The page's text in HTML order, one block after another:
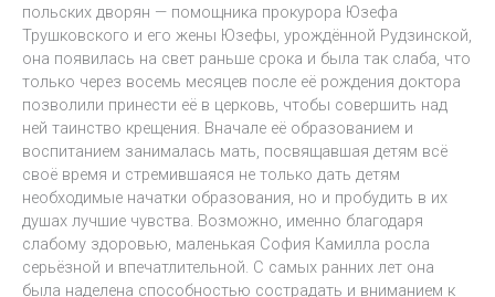
польских дворян — помощника прокурора Юзефа
Трушковского и его жены Юзефы, урождённой Рудзинской,
она появилась на свет раньше срока и была так слаба, что
только через восемь месяцев после её рождения доктора
позволили принести её в церковь, чтобы совершить над
ней таинство крещения. Вначале её образованием и
воспитанием занималась мать, посвящавшая детям всё
своё время и стремившаяся не только дать детям
необходимые начатки образования, но и пробудить в их
душах лучшие чувства. Возможно, именно благодаря
слабому здоровью, маленькая София Камилла росла
серьёзной и впечатлительной. С самых ранних лет она
была наделена способностью сострадать и вниманием к